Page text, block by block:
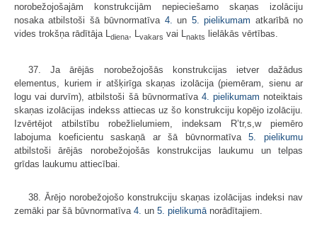
norobežojošajām konstrukcijām nepieciešamo skaņas izolāciju
nosaka atbilstoši šā būvnormatīva 4.un 5. pielikumam atkarībā no
vides trokšņa rādītāja L diena , L vakars vai L nakts lielākās vērtības.
37. Ja ārējās norobežojošās konstrukcijas ietver dažādus
elementus, kuriem ir atšķirīga skaņas izolācija (piemēram, sienu ar
logu vai durvīm), atbilstoši šā būvnormatīva 4. pielikumam noteiktais
skaņas izolācijas indekss attiecas uz šo konstrukciju kopējo izolāciju.
Izvērtējot atbilstību robežlielumiem, indeksam R’tr,s,w piemēro
labojuma koeficientu saskaņā ar šā būvnormatīva5. pielikumu
atbilstoši ārējās norobežojošās konstrukcijas laukumu un telpas
grīdas laukumu attiecībai.
38. Ārējo norobežojošo konstrukciju skaņas izolācijas indeksi nav
zemāki par šā būvnormatīva 4. un 5. pielikumānorādītajiem.